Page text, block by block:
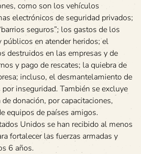
como son los vehículos
electrónicos de seguridad privados;
seguros”; los gastos de los
en atender heridos; el
destruidos en las empresas y de
y pago de rescates; la quiebra de
incluso, el desmantelamiento de
inseguridad. También se excluye
donación, por capacitaciones,
equipos de países amigos.
Unidos se han recibido al menos
fortalecer las fuerzas armadas y
6 años.